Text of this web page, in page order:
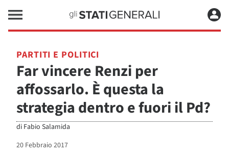
PARTITI E POLITICI
Far vincere Renzi per
affossarlo. È questa la
strategia dentro e fuori il Pd?
di Fabio Salamida
20 Febbraio 2017